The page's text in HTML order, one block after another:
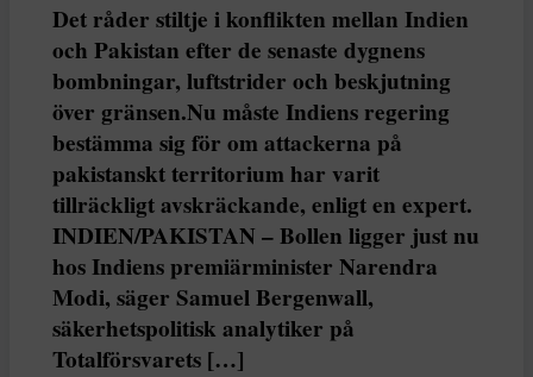
Det råder stiltje i konflikten mellan Indien
och Pakistan efter de senaste dygnens
bombningar, luftstrider och beskjutning
över gränsen.Nu måste Indiens regering
bestämma sig för om attackerna på
pakistanskt territorium har varit
tillräckligt avskräckande, enligt en expert.
INDIEN/PAKISTAN – Bollen ligger just nu
hos Indiens premiärminister Narendra
Modi, säger Samuel Bergenwall,
säkerhetspolitisk analytiker på
Totalförsvarets […]